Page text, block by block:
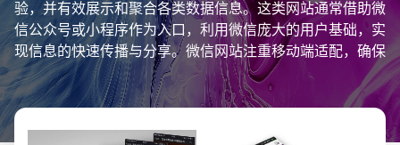
验，并有效展示和聚合各类数据信息。这类网站通常借助微
信公众号或小程序作为入口，利用微信庞大的用户基础，实
现信息的快速传播与分享。微信网站注重移动端适配，确保
在不同尺寸的屏幕上都能呈现良好的视觉效果。同时，它还
充分利用微信的社交属性，通过用户登录、分享、支付等功
能，实现与用户的深度互动。为了提升用户体验，微信网站
还会聚合用户行为数据，进行个性化内容推荐。综上所述，